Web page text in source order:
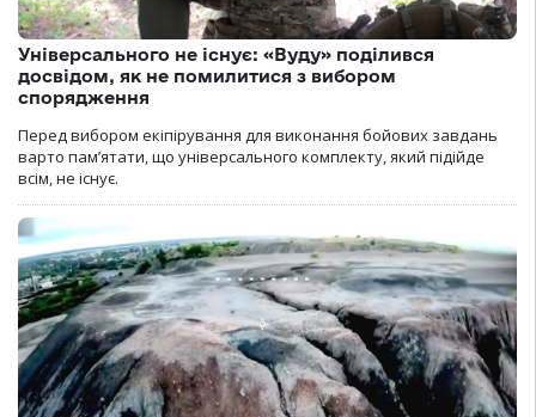
Універсального не існує: «Вуду» поділився
досвідом, як не помилитися з вибором
спорядження
Перед вибором екіпірування для виконання бойових завдань
варто пам’ятати, що універсального комплекту, який підійде
всім, не існує.